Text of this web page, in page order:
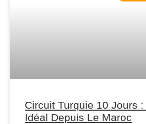
Circuit Turquie 10 Jours :
Idéal Depuis Le Maroc